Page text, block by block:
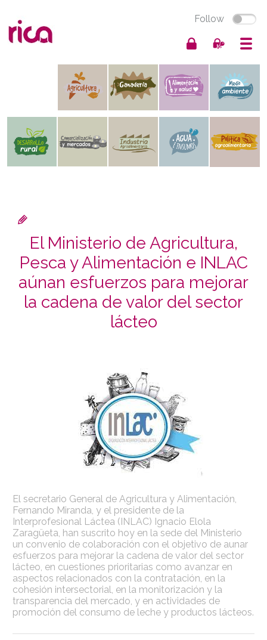
Follow
El Ministerio de Agricultura,
Pesca y Alimentación e INLAC
aúnan esfuerzos para mejorar
la cadena de valor del sector
lácteo
El secretario General de Agricultura y Alimentación,
Fernando Miranda, y el presidente de la
Interprofesional Láctea (INLAC) Ignacio Elola
Zaragüeta, han suscrito hoy en la sede del Ministerio
un convenio de colaboración con el objetivo de aunar
esfuerzos para mejorar la cadena de valor del sector
lácteo, en cuestiones prioritarias como avanzar en
aspectos relacionados con la contratación, en la
cohesión intersectorial, en la monitorización y la
transparencia del mercado, y en actividades de
promoción del consumo de leche y productos lácteos.